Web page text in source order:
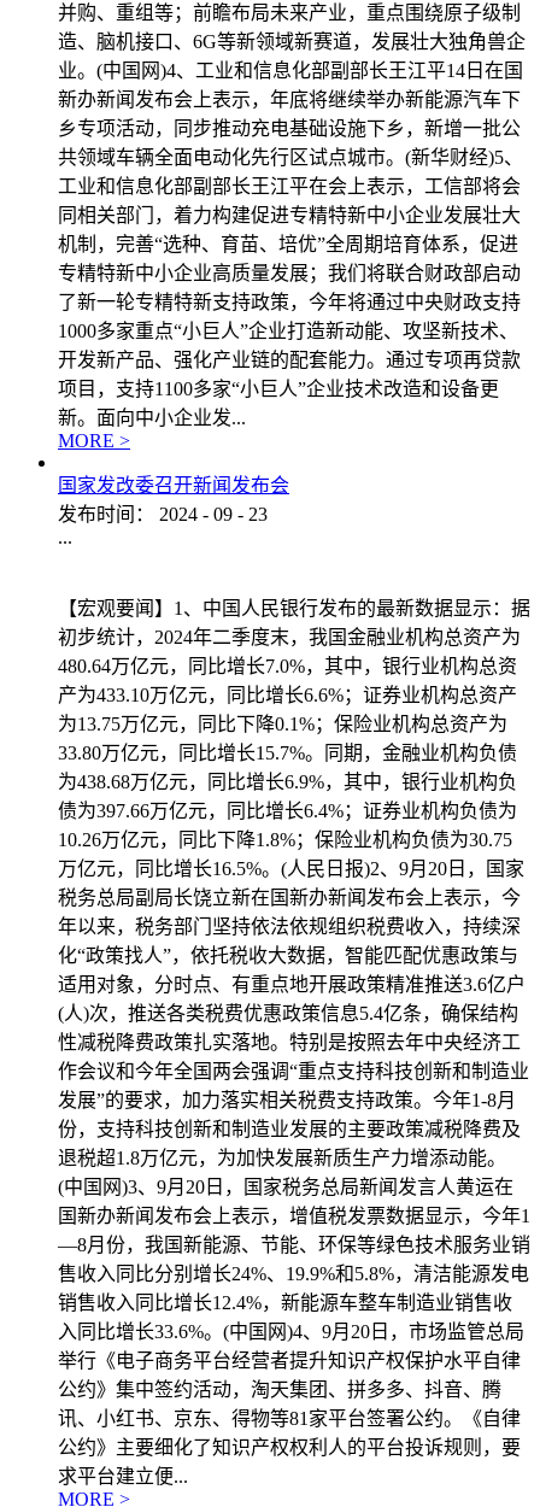
并购、重组等；前瞻布局未来产业，重点围绕原子级制
造、脑机接口、6G等新领域新赛道，发展壮大独角兽企
业。(中国网)4、工业和信息化部副部长王江平14日在国
新办新闻发布会上表示，年底将继续举办新能源汽车下
乡专项活动，同步推动充电基础设施下乡，新增一批公
共领域车辆全面电动化先行区试点城市。(新华财经)5、
工业和信息化部副部长王江平在会上表示，工信部将会
同相关部门，着力构建促进专精特新中小企业发展壮大
机制，完善“选种、育苗、培优”全周期培育体系，促进
专精特新中小企业高质量发展；我们将联合财政部启动
了新一轮专精特新支持政策，今年将通过中央财政支持
1000多家重点“小巨人”企业打造新动能、攻坚新技术、
开发新产品、强化产业链的配套能力。通过专项再贷款
项目，支持1100多家“小巨人”企业技术改造和设备更
新。面向中小企业发...
MORE >
国家发改委召开新闻发布会
发布时间：
2024 - 09 - 23
...
【宏观要闻】1、中国人民银行发布的最新数据显示：据
初步统计，2024年二季度末，我国金融业机构总资产为
480.64万亿元，同比增长7.0%，其中，银行业机构总资
产为433.10万亿元，同比增长6.6%；证券业机构总资产
为13.75万亿元，同比下降0.1%；保险业机构总资产为
33.80万亿元，同比增长15.7%。同期，金融业机构负债
为438.68万亿元，同比增长6.9%，其中，银行业机构负
债为397.66万亿元，同比增长6.4%；证券业机构负债为
10.26万亿元，同比下降1.8%；保险业机构负债为30.75
万亿元，同比增长16.5%。(人民日报)2、9月20日，国家
税务总局副局长饶立新在国新办新闻发布会上表示，今
年以来，税务部门坚持依法依规组织税费收入，持续深
化“政策找人”，依托税收大数据，智能匹配优惠政策与
适用对象，分时点、有重点地开展政策精准推送3.6亿户
(人)次，推送各类税费优惠政策信息5.4亿条，确保结构
性减税降费政策扎实落地。特别是按照去年中央经济工
作会议和今年全国两会强调“重点支持科技创新和制造业
发展”的要求，加力落实相关税费支持政策。今年1-8月
份，支持科技创新和制造业发展的主要政策减税降费及
退税超1.8万亿元，为加快发展新质生产力增添动能。
(中国网)3、9月20日，国家税务总局新闻发言人黄运在
国新办新闻发布会上表示，增值税发票数据显示，今年1
—8月份，我国新能源、节能、环保等绿色技术服务业销
售收入同比分别增长24%、19.9%和5.8%，清洁能源发电
销售收入同比增长12.4%，新能源车整车制造业销售收
入同比增长33.6%。(中国网)4、9月20日，市场监管总局
举行《电子商务平台经营者提升知识产权保护水平自律
公约》集中签约活动，淘天集团、拼多多、抖音、腾
讯、小红书、京东、得物等81家平台签署公约。《自律
公约》主要细化了知识产权权利人的平台投诉规则，要
求平台建立便...
MORE >